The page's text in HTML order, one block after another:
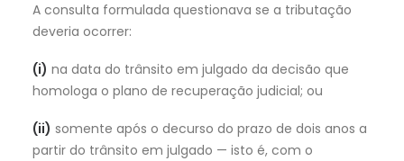
A consulta formulada questionava se a tributação
deveria ocorrer:
(i) na data do trânsito em julgado da decisão que
homologa o plano de recuperação judicial; ou
(ii) somente após o decurso do prazo de dois anos a
partir do trânsito em julgado — isto é, com o